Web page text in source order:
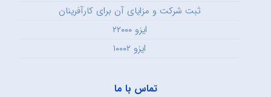
ثبت شرکت و مزایای آن برای کارآفرینان
ایزو ۲۲۰۰۰
ایزو ۱۰۰۰۲
تماس با ما